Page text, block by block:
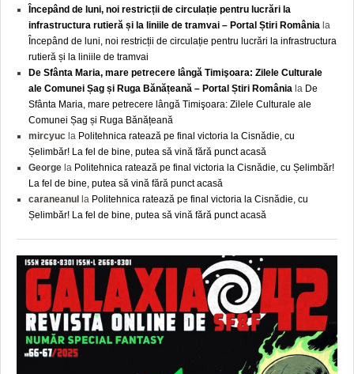
Începând de luni, noi restricții de circulație pentru lucrări la
infrastructura rutieră și la liniile de tramvai – Portal Știri România la
Începând de luni, noi restricții de circulație pentru lucrări la infrastructura
rutieră și la liniile de tramvai
De Sfânta Maria, mare petrecere lângă Timişoara: Zilele Culturale
ale Comunei Șag și Ruga Bănățeană – Portal Știri România la De
Sfânta Maria, mare petrecere lângă Timişoara: Zilele Culturale ale
Comunei Șag și Ruga Bănățeană
mircyuc la Politehnica ratează pe final victoria la Cisnădie, cu
Șelimbăr! La fel de bine, putea să vină fără punct acasă
George la Politehnica ratează pe final victoria la Cisnădie, cu Șelimbăr!
La fel de bine, putea să vină fără punct acasă
caraneanul la Politehnica ratează pe final victoria la Cisnădie, cu
Șelimbăr! La fel de bine, putea să vină fără punct acasă